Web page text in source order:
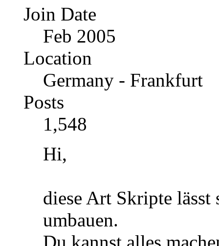
Join Date
Feb 2005
Location
Germany - Frankfurt
Posts
1,548
Hi,
diese Art Skripte
umbauen.
Du kannst alles